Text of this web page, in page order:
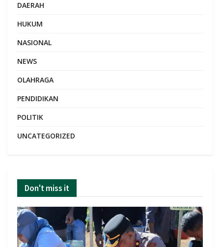
DAERAH
HUKUM
NASIONAL
NEWS
OLAHRAGA
PENDIDIKAN
POLITIK
UNCATEGORIZED
Don't miss it